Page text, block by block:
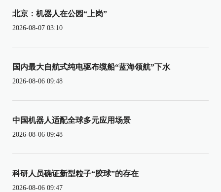
北京：机器人在公园“上岗”
2026-08-07 03:10
国内最大自航式纯电驱布缆船“蓝海领航”下水
2026-08-06 09:48
中国机器人适配全球多元应用场景
2026-08-06 09:48
科研人员确证新型粒子“胶球”的存在
2026-08-06 09:47